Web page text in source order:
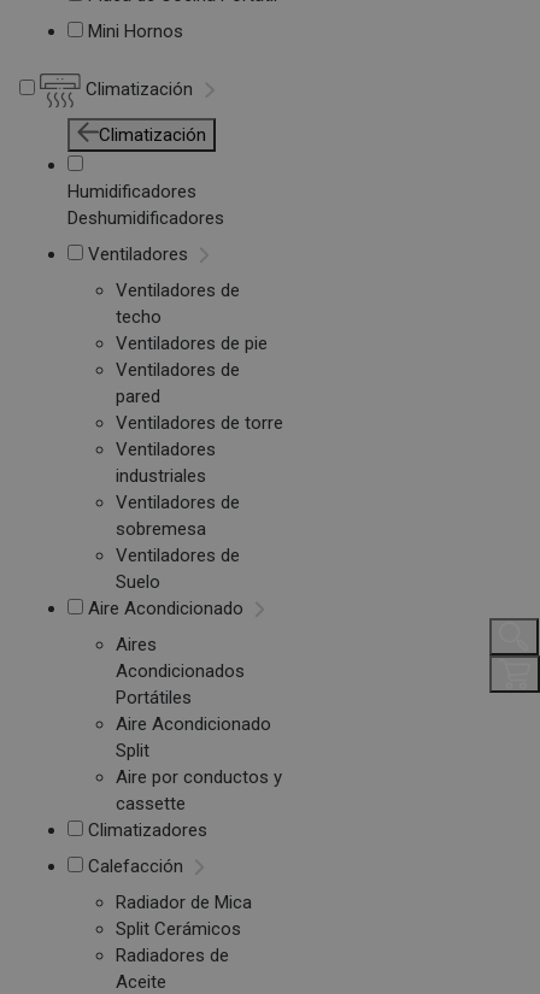
Mini Hornos
Climatización
Climatización
Humidificadores
Deshumidificadores
Ventiladores
Ventiladores de
techo
Ventiladores de pie
Ventiladores de
pared
Ventiladores de torre
Ventiladores
industriales
Ventiladores de
sobremesa
Ventiladores de
Suelo
Aire Acondicionado
Aires
Acondicionados
Portátiles
Aire Acondicionado
Split
Aire por conductos y
cassette
Climatizadores
Calefacción
Radiador de Mica
Split Cerámicos
Radiadores de
Aceite